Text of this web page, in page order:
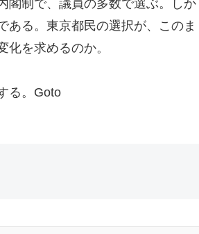
閣制で、議員の多数で選ぶ。しか
ある。東京都民の選択が、このま
を求めるのか。
る。Goto